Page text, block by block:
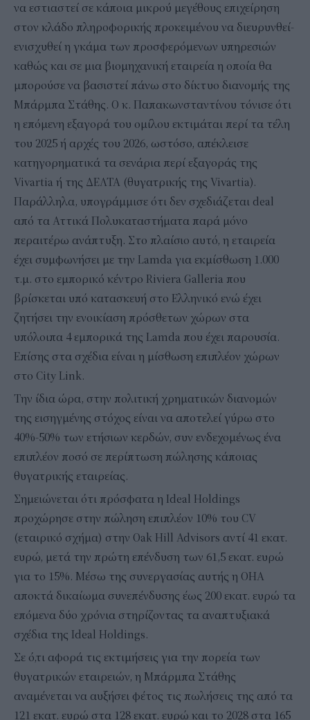
να εστιαστεί σε κάποια μικρού μεγέθους επιχείρηση
στον κλάδο πληροφορικής προκειμένου να διευρυνθεί-
ενισχυθεί η γκάμα των προσφερόμενων υπηρεσιών
καθώς και σε μια βιομηχανική εταιρεία η οποία θα
μπορούσε να βασιστεί πάνω στο δίκτυο διανομής της
Μπάρμπα Στάθης. Ο κ. Παπακωνσταντίνου τόνισε ότι
η επόμενη εξαγορά του ομίλου εκτιμάται περί τα τέλη
του 2025 ή αρχές του 2026, ωστόσο, απέκλεισε
κατηγορηματικά τα σενάρια περί εξαγοράς της
Vivartia ή της ΔΕΛΤΑ (θυγατρικής της Vivartia).
Παράλληλα, υπογράμμισε ότι δεν σχεδιάζεται deal
από τα Αττικά Πολυκαταστήματα παρά μόνο
περαιτέρω ανάπτυξη. Στο πλαίσιο αυτό, η εταιρεία
έχει συμφωνήσει με την Lamda για εκμίσθωση 1.000
τ.μ. στο εμπορικό κέντρο Riviera Galleria που
βρίσκεται υπό κατασκευή στο Ελληνικό ενώ έχει
ζητήσει την ενοικίαση πρόσθετων χώρων στα
υπόλοιπα 4 εμπορικά της Lamda που έχει παρουσία.
Επίσης στα σχέδια είναι η μίσθωση επιπλέον χώρων
στο City Link.
Την ίδια ώρα, στην πολιτική χρηματικών διανομών
της εισηγμένης στόχος είναι να αποτελεί γύρω στο
40%-50% των ετήσιων κερδών, συν ενδεχομένως ένα
επιπλέον ποσό σε περίπτωση πώλησης κάποιας
θυγατρικής εταιρείας.
Σημειώνεται ότι πρόσφατα η Ideal Holdings
προχώρησε στην πώληση επιπλέον 10% του CV
(εταιρικό σχήμα) στην Oak Hill Advisors αντί 41 εκατ.
ευρώ, μετά την πρώτη επένδυση των 61,5 εκατ. ευρώ
για το 15%. Μέσω της συνεργασίας αυτής η OHA
αποκτά δικαίωμα συνεπένδυσης έως 200 εκατ. ευρώ τα
επόμενα δύο χρόνια στηρίζοντας τα αναπτυξιακά
σχέδια της Ideal Holdings.
Σε ό,τι αφορά τις εκτιμήσεις για την πορεία των
θυγατρικών εταιρειών, η Μπάρμπα Στάθης
αναμένεται να αυξήσει φέτος τις πωλήσεις της από τα
121 εκατ. ευρώ στα 128 εκατ. ευρώ και το 2028 στα 165